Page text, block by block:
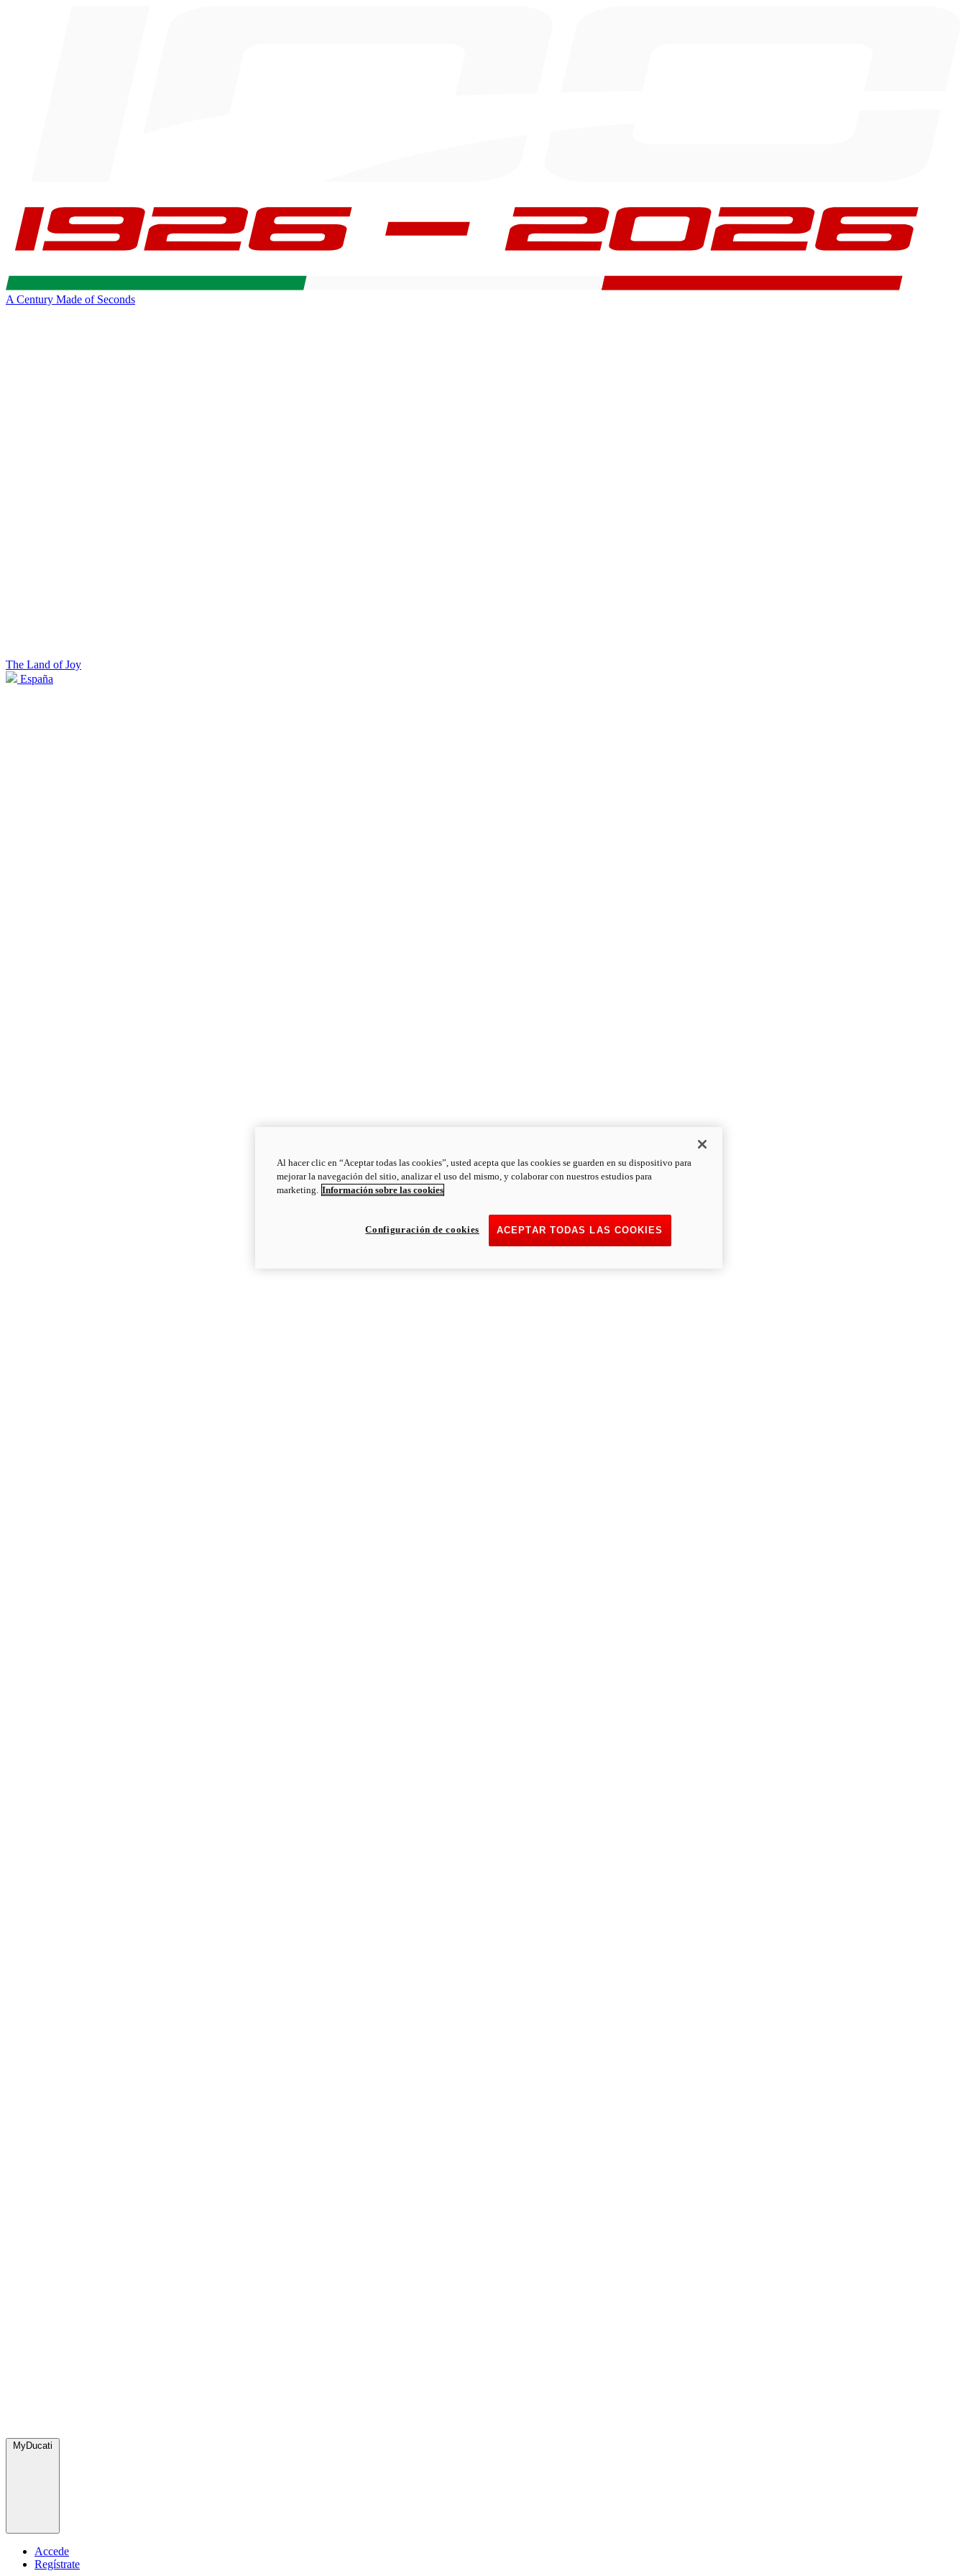
A Century Made of Seconds
The Land of Joy
España
MyDucati
Accede
Regístrate
Al hacer clic en “Aceptar todas las cookies”, usted acepta que las cookies se guarden en su dispositivo para
mejorar la navegación del sitio, analizar el uso del mismo, y colaborar con nuestros estudios para
marketing. Información sobre las cookies
ACEPTAR TODAS LAS COOKIES
Configuración de cookies